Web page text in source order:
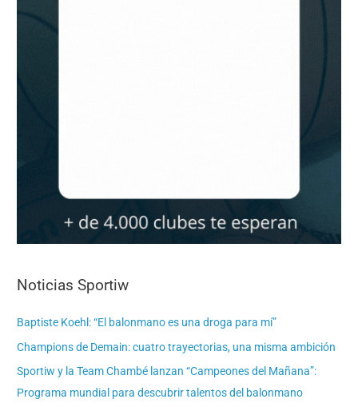
Noticias Sportiw
Baptiste Koehl: “El balonmano es una droga para mí”
Champions de Demain: cuatro trayectorias, una misma ambición
Sportiw y la Team Chambé lanzan “Campeones del Mañana”:
Programa mundial para descubrir talentos del balonmano